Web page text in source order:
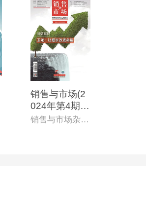
销售与市场(2
024年第4期)
(电子杂志)
销售与市场杂志社